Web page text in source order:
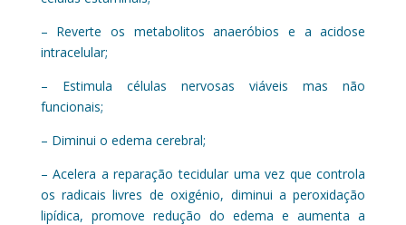
– Reverte os metabolitos anaeróbios e a acidose
intracelular;
– Estimula células nervosas viáveis mas não
funcionais;
– Diminui o edema cerebral;
– Acelera a reparação tecidular uma vez que controla
os radicais livres de oxigénio, diminui a peroxidação
lipídica, promove redução do edema e aumenta a